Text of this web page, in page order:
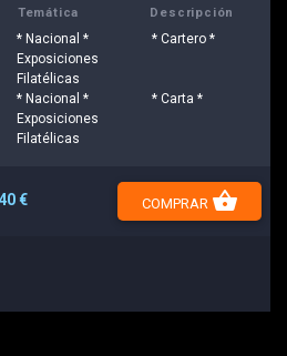
Temática Descripción
* Nacional *
Exposiciones
Filatélicas
* Cartero *
* Nacional *
Exposiciones
Filatélicas
* Carta *
€ COMPRAR shopping_basket